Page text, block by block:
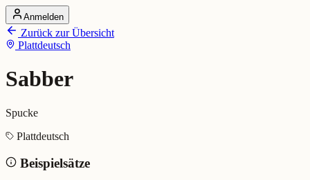
Startseite
Alle Dialekte
Dialekte vergleichen
Dialekt-Karte
Ranking
Sabber (Plattdeutsch)
Bedeutung: Spucke
Anmelden
Zurück zur Übersicht
Plattdeutsch
Sabber
Spucke
Plattdeutsch
Beispielsätze